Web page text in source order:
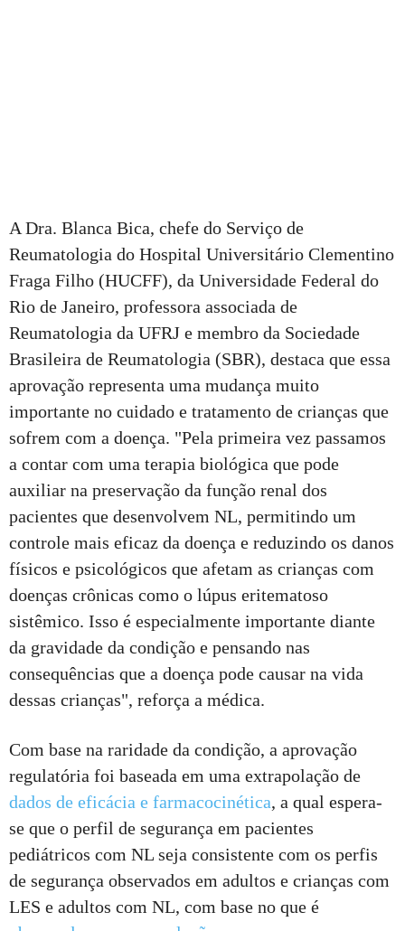
A Dra. Blanca Bica, chefe do Serviço de
Reumatologia do Hospital Universitário Clementino
Fraga Filho (HUCFF), da Universidade Federal do
Rio de Janeiro, professora associada de
Reumatologia da UFRJ e membro da Sociedade
Brasileira de Reumatologia (SBR), destaca que essa
aprovação representa uma mudança muito
importante no cuidado e tratamento de crianças que
sofrem com a doença. "Pela primeira vez passamos
a contar com uma terapia biológica que pode
auxiliar na preservação da função renal dos
pacientes que desenvolvem NL, permitindo um
controle mais eficaz da doença e reduzindo os danos
físicos e psicológicos que afetam as crianças com
doenças crônicas como o lúpus eritematoso
sistêmico. Isso é especialmente importante diante
da gravidade da condição e pensando nas
consequências que a doença pode causar na vida
dessas crianças", reforça a médica.
Com base na raridade da condição, a aprovação
regulatória foi baseada em uma extrapolação de
dados de eficácia e farmacocinética, a qual espera-
se que o perfil de segurança em pacientes
pediátricos com NL seja consistente com os perfis
de segurança observados em adultos e crianças com
LES e adultos com NL, com base no que é